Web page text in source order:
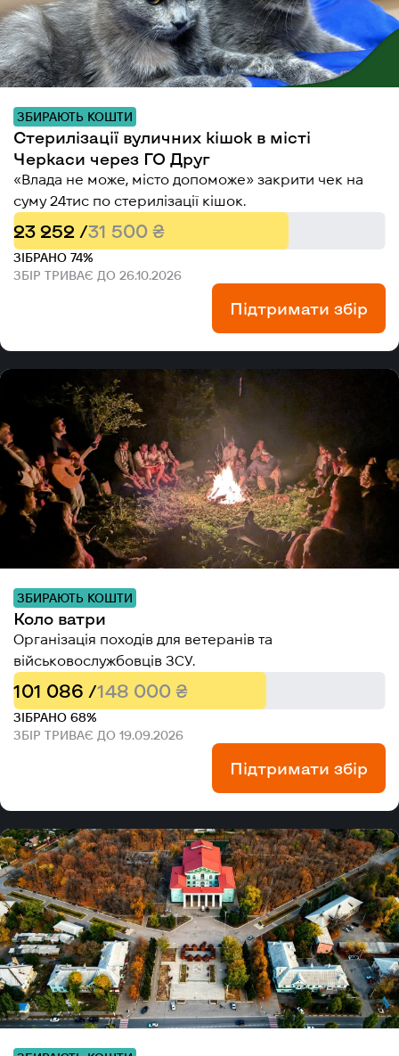
ЗБИРАЮТЬ КОШТИ
Стерилізації вуличних кішок в місті
Черкаси через ГО Друг
«Влада не може, місто допоможе» закрити чек на
суму 24тис по стерилізації кішок.
23 252 /31 500 ₴
ЗІБРАНО 74%
ЗБІР ТРИВАЄ ДО 26.10.2026
Підтримати збір
ЗБИРАЮТЬ КОШТИ
Коло ватри
Організація походів для ветеранів та
військовослужбовців ЗСУ.
101 086 /148 000 ₴
ЗІБРАНО 68%
ЗБІР ТРИВАЄ ДО 19.09.2026
Підтримати збір